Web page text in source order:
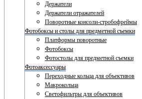
Держатели
Держатели отражателей
Поворотные консоли-стробофреймы
Фотобоксы и столы для предметной съемки
Платформы поворотные
Фотобоксы
Фотостолы для предметной съемки
Фотоаксессуары
Переходные кольца для объективов
Макрокольца
Светофильтры для объективов